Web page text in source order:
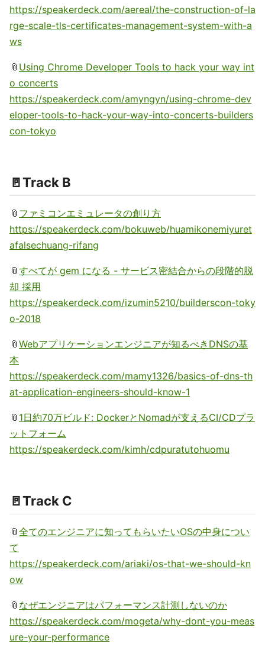
https://speakerdeck.com/aereal/the-construction-of-la
rge-scale-tls-certificates-management-system-with-a
ws
📎 Using Chrome Developer Tools to hack your way int
o concerts
https://speakerdeck.com/amyngyn/using-chrome-dev
eloper-tools-to-hack-your-way-into-concerts-builders
con-tokyo
🚪Track B
📎 ファミコンエミュレータの創り方
https://speakerdeck.com/bokuweb/huamikonemiyuret
afalsechuang-rifang
📎 すべてが gem になる - サービス密結合からの段階的脱
却 採用
https://speakerdeck.com/izumin5210/builderscon-toky
o-2018
📎 Webアプリケーションエンジニアが知るべきDNSの基
本
https://speakerdeck.com/mamy1326/basics-of-dns-th
at-application-engineers-should-know-1
📎 1日約70万ビルド: DockerとNomadが支えるCI/CDプラ
ットフォーム
https://speakerdeck.com/kimh/cdpuratutohuomu
🚪Track C
📎 全てのエンジニアに知ってもらいたいOSの中身につい
て
https://speakerdeck.com/ariaki/os-that-we-should-kn
ow
📎 なぜエンジニアはパフォーマンス計測しないのか
https://speakerdeck.com/mogeta/why-dont-you-meas
ure-your-performance